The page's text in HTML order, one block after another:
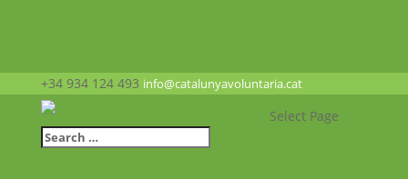
+34 934 124 493 info@catalunyavoluntaria.cat
Select Page